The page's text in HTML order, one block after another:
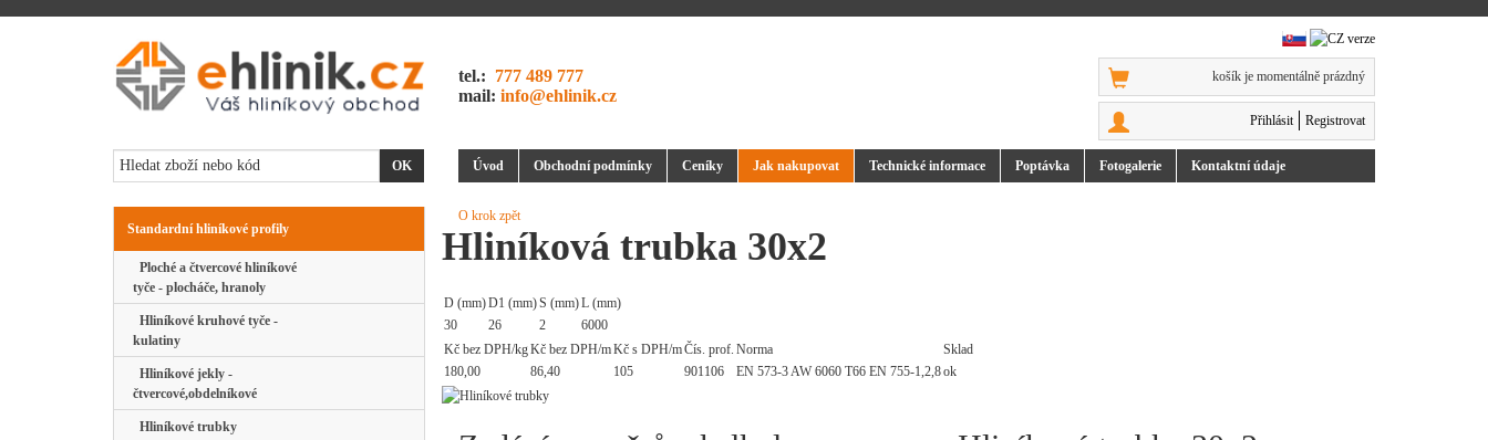
tel.: 777 489 777
mail: info@ehlinik.cz
košík je momentálně prázdný
Přihlásit Registrovat
Úvod Obchodní podmínky Ceníky Jak nakupovat Technické informace Poptávka Fotogalerie Kontaktní údaje
Standardní hliníkové profily
Ploché a čtvercové hliníkové
tyče - plocháče, hranoly
Hliníkové kruhové tyče -
kulatiny
Hliníkové jekly -
čtvercové,obdelníkové
Hliníkové trubky
O krok zpět
Hliníková trubka 30x2
D (mm)D1 (mm)S (mm)L (mm)
30
26 2
6000
Kč bez DPH/kgKč bez DPH/mKč s DPH/mČís. prof. Norma
Sklad
180,00
86,40 105 901106 EN 573-3 AW 6060 T66 EN 755-1,2,8ok